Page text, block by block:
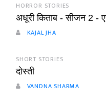
HORROR STORIES
अधूरी किताब - सीजन 2 -
KAJAL JHA
SHORT STORIES
दोस्ती
VANDNA SHARMA